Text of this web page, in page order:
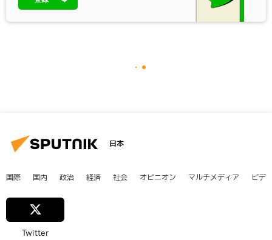
日本
国際 国内 政治 経済 社会 オピニオン マルチメディア ビデ
Twitter